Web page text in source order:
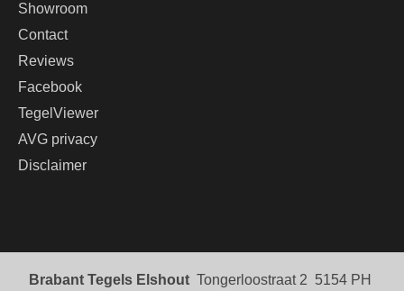
Showroom
Contact
Reviews
Facebook
TegelViewer
AVG privacy
Disclaimer
Brabant Tegels Elshout Tongerloostraat 2 5154 PH